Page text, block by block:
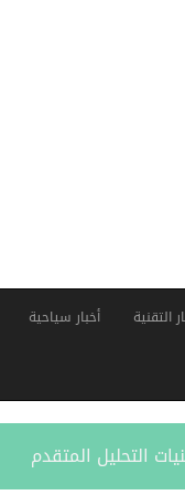
التقنية أخبار سياحية
التحليل المتقدم